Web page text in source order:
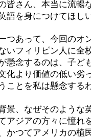
皆さん、本当に流暢
語を身につけてほし
つあって、今回のオ
いフィリピン人に全
懸念するのは、子ど
化より価値の低い劣
ことを私は懸念する
景、なぜそのような
アジアの方々に憧れ
かつてアメリカの植